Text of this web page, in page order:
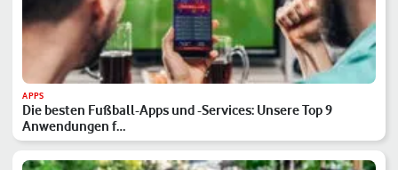
APPS
Die besten Fußball-Apps und -Services: Unsere Top 9
Anwendungen f…